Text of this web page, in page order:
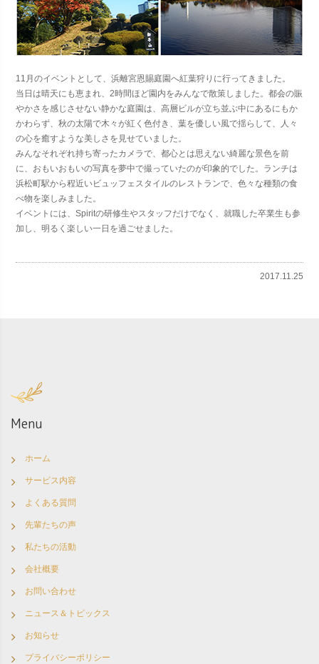
11月のイベントとして、浜離宮恩賜庭園へ紅葉狩りに行ってきました。
当日は晴天にも恵まれ、2時間ほど園内をみんなで散策しました。都会の賑
やかさを感じさせない静かな庭園は、高層ビルが立ち並ぶ中にあるにもか
かわらず、秋の太陽で木々が紅く色付き、葉を優しい風で揺らして、人々
の心を癒すような美しさを見せていました。
みんなそれぞれ持ち寄ったカメラで、都心とは思えない綺麗な景色を前
に、おもいおもいの写真を夢中で撮っていたのが印象的でした。ランチは
浜松町駅から程近いビュッフェスタイルのレストランで、色々な種類の食
べ物を楽しみました。
イベントには、Spiritの研修生やスタッフだけでなく、就職した卒業生も参
加し、明るく楽しい一日を過ごせました。
2017.11.25
Menu
ホーム
サービス内容
よくある質問
先輩たちの声
私たちの活動
会社概要
お問い合わせ
ニュース＆トピックス
お知らせ
プライバシーポリシー